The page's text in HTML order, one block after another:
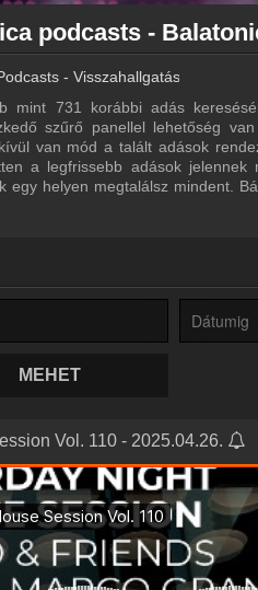
- Visszahallgatás
mint 731 korábbi adás
szűrő panellel lehetőség
van mód a talált adások
a legfrissebb adások
egy helyen megtalálsz mindent.
MEHET
Vol. 110 - 2025.04.26.